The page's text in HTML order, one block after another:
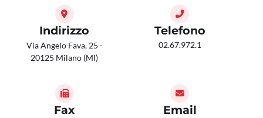
Indirizzo
Via Angelo Fava, 25 -
20125 Milano (MI)
Telefono
02.67.972.1
Fax Email